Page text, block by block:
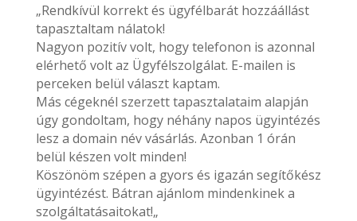
„Rendkívül korrekt és ügyfélbarát hozzáállást
tapasztaltam nálatok!
Nagyon pozitív volt, hogy telefonon is azonnal
elérhető volt az Ügyfélszolgálat. E-mailen is
perceken belül választ kaptam.
Más cégeknél szerzett tapasztalataim alapján
úgy gondoltam, hogy néhány napos ügyintézés
lesz a domain név vásárlás. Azonban 1 órán
belül készen volt minden!
Köszönöm szépen a gyors és igazán segítőkész
ügyintézést. Bátran ajánlom mindenkinek a
szolgáltatásaitokat!„